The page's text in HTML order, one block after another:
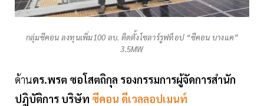
กลุ่มซีคอน ลงทุนเพิ่ม100 ลบ. ติดตั้งโซลาร์รูฟท็อป “ซีคอน บางแค”
3.5MW
ด้านดร.พรต ซอโสตถิกุล รองกรรมการผู้จัดการสำนัก
ปฎิบัติการ บริษัท ซีคอน ดีเวลลอปเมนท์